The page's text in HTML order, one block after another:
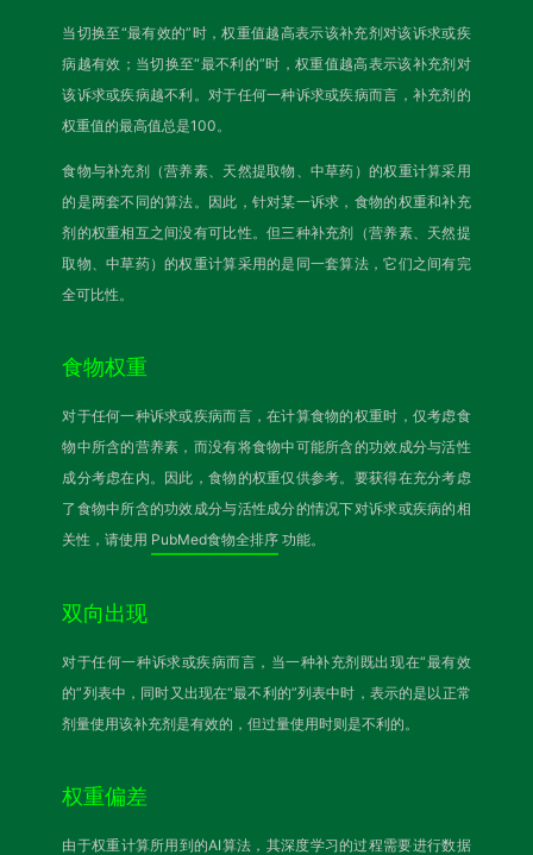
当切换至“最有效的”时，权重值越高表示该补充剂对该诉求或疾
病越有效；当切换至“最不利的”时，权重值越高表示该补充剂对
该诉求或疾病越不利。对于任何一种诉求或疾病而言，补充剂的
权重值的最高值总是100。
食物与补充剂（营养素、天然提取物、中草药）的权重计算采用
的是两套不同的算法。因此，针对某一诉求，食物的权重和补充
剂的权重相互之间没有可比性。但三种补充剂（营养素、天然提
取物、中草药）的权重计算采用的是同一套算法，它们之间有完
全可比性。
食物权重
对于任何一种诉求或疾病而言，在计算食物的权重时，仅考虑食
物中所含的营养素，而没有将食物中可能所含的功效成分与活性
成分考虑在内。因此，食物的权重仅供参考。要获得在充分考虑
了食物中所含的功效成分与活性成分的情况下对诉求或疾病的相
关性，请使用 PubMed食物全排序 功能。
双向出现
对于任何一种诉求或疾病而言，当一种补充剂既出现在“最有效
的”列表中，同时又出现在“最不利的”列表中时，表示的是以正常
剂量使用该补充剂是有效的，但过量使用时则是不利的。
权重偏差
由于权重计算所用到的AI算法，其深度学习的过程需要进行数据